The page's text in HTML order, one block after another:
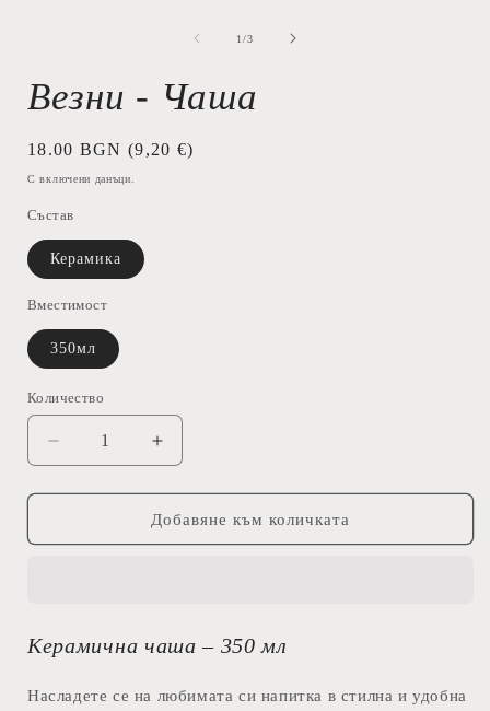
модален
елемент
1/от
3
Везни - Чаша
Обичайна
цена
18.00 BGN(9,20 €)
С включени данъци.
Състав
Керамика
Вместимост
350мл
Количество
Намаляване
на
количеството
Везни
Увеличаване
на
количеството
за
Везни
Добавяне към количката
Керамична чаша – 350 мл
Насладете се на любимата си напитка в стилна и удобна